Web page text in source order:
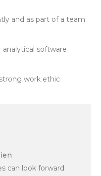
and as part of a team
analytical software
work ethic
can look forward